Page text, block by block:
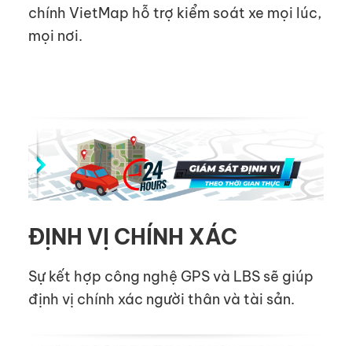
chính VietMap hỗ trợ kiểm soát xe mọi lúc,
mọi nơi.
ĐỊNH VỊ CHÍNH XÁC
Sự kết hợp công nghệ GPS và LBS sẽ giúp
định vị chính xác người thân và tài sản.